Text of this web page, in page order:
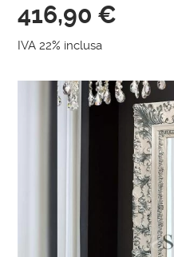
416,90 €
IVA 22% inclusa